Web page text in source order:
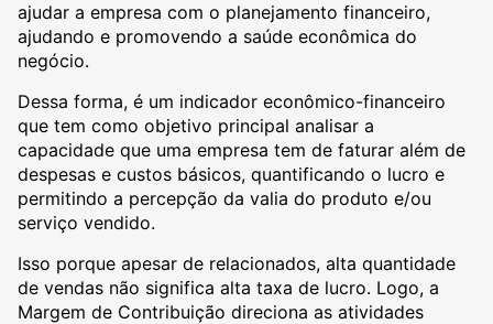
ajudar a empresa com o planejamento financeiro,
ajudando e promovendo a saúde econômica do
negócio.
Dessa forma, é um indicador econômico-financeiro
que tem como objetivo principal analisar a
capacidade que uma empresa tem de faturar além de
despesas e custos básicos, quantificando o lucro e
permitindo a percepção da valia do produto e/ou
serviço vendido.
Isso porque apesar de relacionados, alta quantidade
de vendas não significa alta taxa de lucro. Logo, a
Margem de Contribuição direciona as atividades